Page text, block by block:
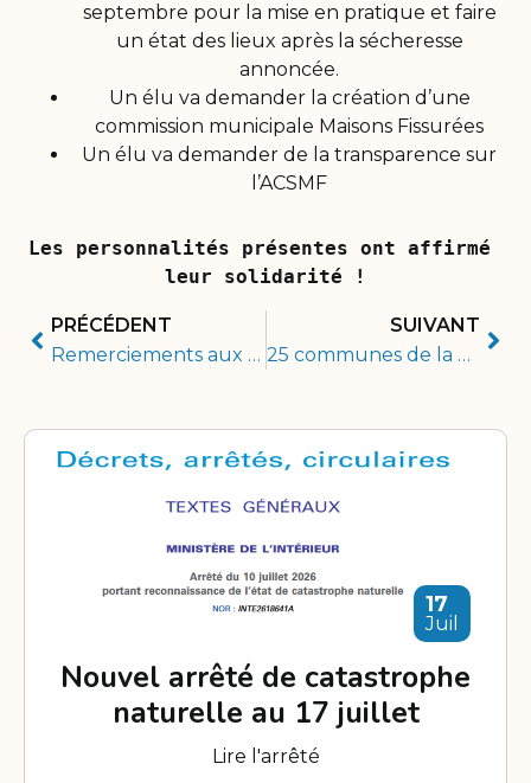
septembre pour la mise en pratique et faire
un état des lieux après la sécheresse
annoncée.
Un élu va demander la création d’une
commission municipale Maisons Fissurées
Un élu va demander de la transparence sur
l’ACSMF
Les personnalités présentes ont affirmé
leur solidarité !
PRÉCÉDENT
Remerciements aux candidats – Élections législatives dans la Sarthe
SUIVANT
25 communes de la Sarthe non reconnues en état de catastrophe naturelle : Seule la commune de Saint-Cosme-en-Vairais a été reconnue
17
Juil
Nouvel arrêté de catastrophe
naturelle au 17 juillet
Lire l'arrêté